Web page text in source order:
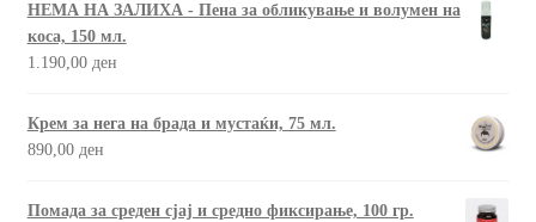
НЕМА НА ЗАЛИХА - Пена за обликување и волумен на
коса, 150 мл.
1.190,00 ден
Крем за нега на брада и мустаќи, 75 мл.
890,00 ден
Помада за среден сјај и средно фиксирање, 100 гр.